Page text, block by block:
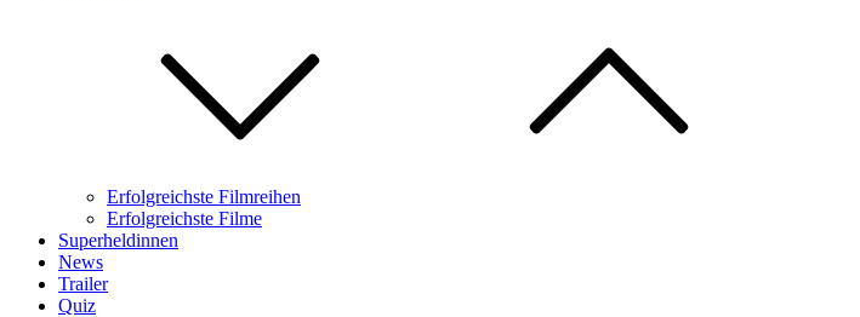
Erfolgreichste Filmreihen
Erfolgreichste Filme
Superheldinnen
News
Trailer
Quiz